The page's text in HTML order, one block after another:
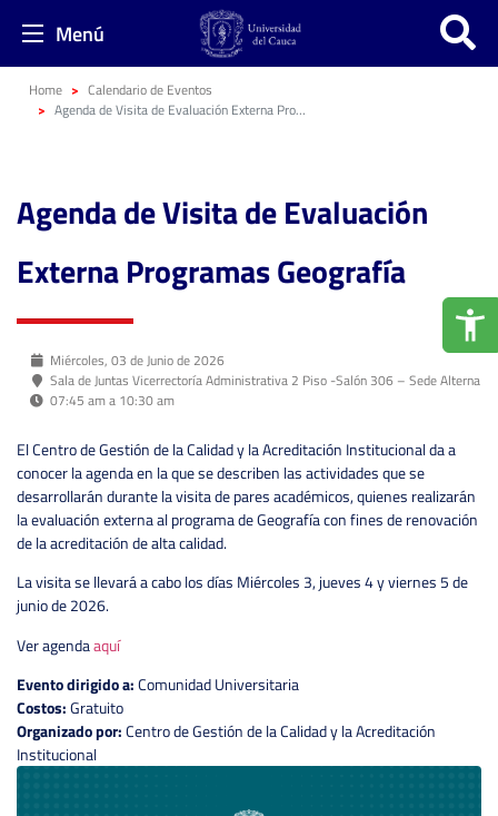
Menú
Home
Calendario de Eventos
Agenda de Visita de Evaluación Externa Programas Geografía
Agenda de Visita de Evaluación
Externa Programas Geografía
Miércoles, 03 de Junio de 2026
Sala de Juntas Vicerrectoría Administrativa 2 Piso -Salón 306 – Sede Alterna
07:45 am a 10:30 am
El Centro de Gestión de la Calidad y la Acreditación Institucional da a
conocer la agenda en la que se describen las actividades que se
desarrollarán durante la visita de pares académicos, quienes realizarán
la evaluación externa al programa de Geografía con fines de renovación
de la acreditación de alta calidad.
La visita se llevará a cabo los días Miércoles 3, jueves 4 y viernes 5 de
junio de 2026.
Ver agendaaquí
Evento dirigido a:Comunidad Universitaria
Costos:Gratuito
Organizado por:Centro de Gestión de la Calidad y la Acreditación
Institucional